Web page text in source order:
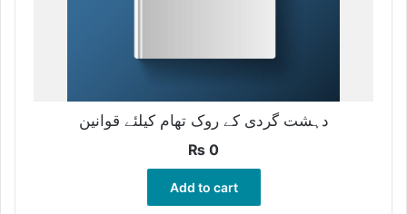
دہشت گردی کے روک تھام کیلئے قوانین
₨ 0
Add to cart